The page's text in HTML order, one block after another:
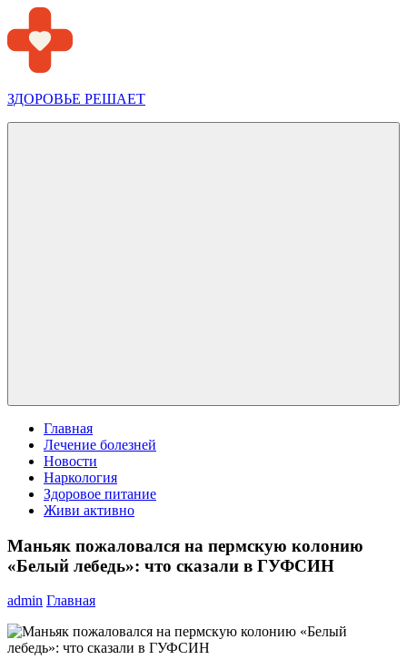
Перейти
к
содержимому
ЗДОРОВЬЕ РЕШАЕТ
Главная
Лечение болезней
Новости
Наркология
Здоровое питание
Живи активно
Маньяк пожаловался на пермскую колонию
«Белый лебедь»: что сказали в ГУФСИН
admin Главная